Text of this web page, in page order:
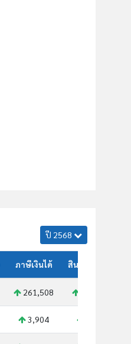
ปี 2568
ภาษีเงินได้ สินทรัพย์รวม
261,508
3,904